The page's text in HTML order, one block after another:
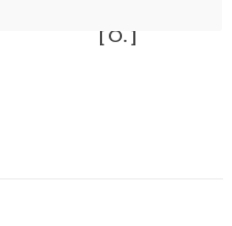
[ O. ]